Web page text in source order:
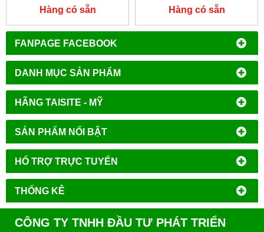
FANPAGE FACEBOOK
DANH MỤC SẢN PHẨM
HÃNG TAISITE - MỸ
SẢN PHẨM NỔI BẬT
HỔ TRỢ TRỰC TUYẾN
THỐNG KÊ
MODEL:28661 (BLACK) &
28660 (YELLOW)
Hàng có sẵn
MODEL:28635 & 28634
Hàng có sẵn
CÔNG TY TNHH ĐẦU TƯ PHÁT TRIỂN